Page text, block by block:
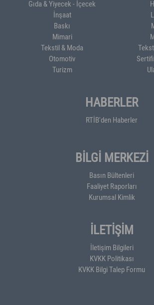
Gıda & Yiyecek - İçecek
İnşaat
Baskı
Mimari
Tekstil & Moda
Otomotiv
Turizm
HABERLER
RTİB'den Haberler
BİLGİ MERKEZİ
Basın Bültenleri
Faaliyet Raporları
Kurumsal Kimlik
İLETİŞİM
İletişim Bilgileri
KVKK Politikası
KVKK Bilgi Talep Formu